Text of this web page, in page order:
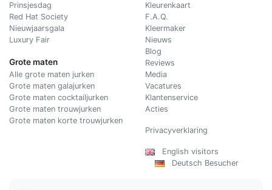
Prinsjesdag
Red Hat Society
Nieuwjaarsgala
Luxury Fair
Grote maten
Alle grote maten jurken
Grote maten galajurken
Grote maten cocktailjurken
Grote maten trouwjurken
Grote maten korte trouwjurken
Kleurenkaart
F.A.Q.
Kleermaker
Nieuws
Blog
Reviews
Media
Vacatures
Klantenservice
Acties
Privacyverklaring
English visitors
Deutsch Besucher